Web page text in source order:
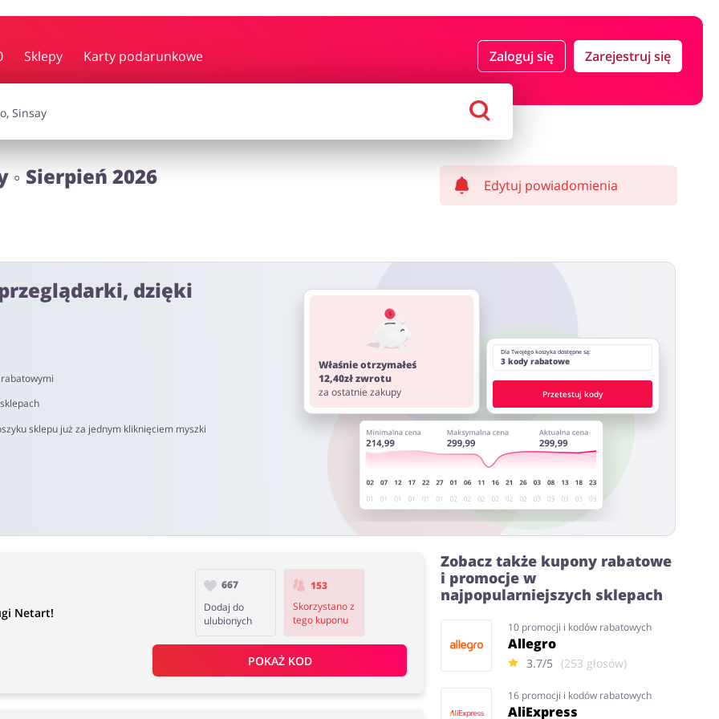
Sklepy Karty podarunkowe Zaloguj się Zarejestruj się
Zdrowie i uroda
Sierpień 2026 Edytuj powiadomienia
dzięki
sklepu już za jednym kliknięciem myszki
Właśnie otrzymałeś
12,40zł zwrotu
za ostatnie zakupy
Dla Twojego koszyka dostępne są:
3 kody rabatowe
Przetestuj kody
Netart!
667
Dodaj do
ulubionych
153
Skorzystano z
tego kuponu
POKAŻ KOD
Zobacz także kupony rabatowe
i promocje w
najpopularniejszych sklepach
10 promocji i kodów rabatowych
Allegro
3.7/5 (253 głosów)
16 promocji i kodów rabatowych
AliExpress